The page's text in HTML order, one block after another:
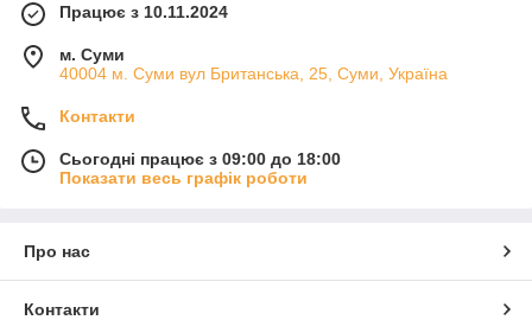
Працює з 10.11.2024
м. Суми
40004 м. Суми вул Британська, 25, Суми, Україна
Контакти
Сьогодні працює з 09:00 до 18:00
Показати весь графік роботи
Про нас
Контакти